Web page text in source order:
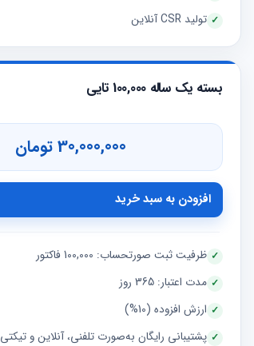
تولید CSR آنلاین
بسته یک ساله 100,000 تایی
30,000,000 تومان
افزودن به سبد خرید
ظرفیت ثبت صورتحساب: 100,000 فاکتور
مدت اعتبار: 365 روز
ارزش افزوده (10%)
پشتیبانی رایگان به‌صورت تلفنی، آنلاین و تیکتی